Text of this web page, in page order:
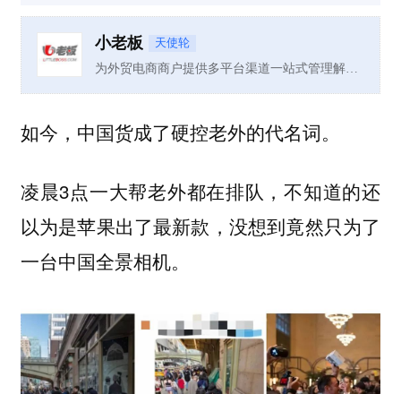
小老板 天使轮
为外贸电商商户提供多平台渠道一站式管理解决方案
如今，中国货成了硬控老外的代名词。
凌晨3点一大帮老外都在排队，不知道的还
以为是苹果出了最新款，没想到竟然只为了
一台中国全景相机。